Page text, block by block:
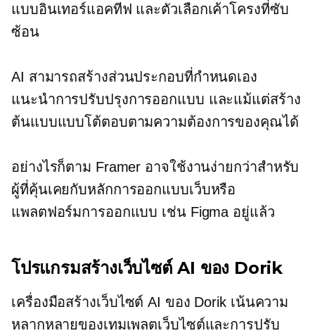
แบบอินเทอร์แอคทีฟ และตัวเลือกเค้าโครงที่ซับ
ซ้อน
AI สามารถสร้างส่วนประกอบที่กำหนดเอง
แนะนำการปรับปรุงการออกแบบ และแม้แต่สร้าง
ต้นแบบแบบโต้ตอบตามความต้องการของคุณได้
อย่างไรก็ตาม Framer อาจใช้งานง่ายกว่าสำหรับ
ผู้ที่คุ้นเคยกับหลักการออกแบบเว็บหรือ
แพลตฟอร์มการออกแบบ เช่น Figma อยู่แล้ว
โปรแกรมสร้างเว็บไซต์ AI ของ Dorik
เครื่องมือสร้างเว็บไซต์ AI ของ Dorik เน้นความ
หลากหลายของเทมเพลตเว็บไซต์และการปรับ